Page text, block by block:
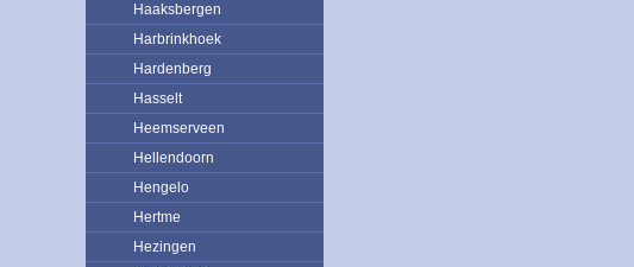
Haaksbergen
Harbrinkhoek
Hardenberg
Hasselt
Heemserveen
Hellendoorn
Hengelo
Hertme
Hezingen